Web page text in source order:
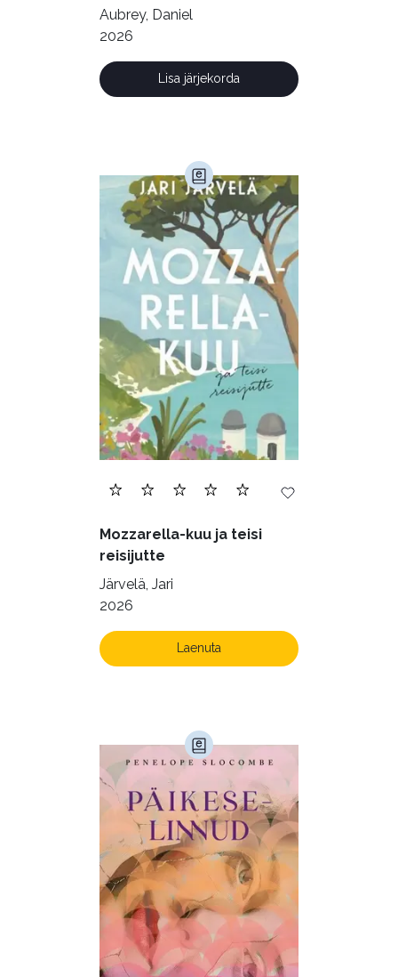
Aubrey, Daniel
2026
Lisa järjekorda
Mozzarella-kuu ja teisi
reisijutte
Järvelä, Jari
2026
Laenuta